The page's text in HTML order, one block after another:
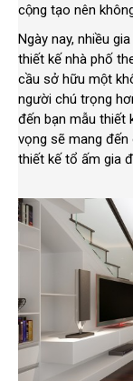
cộng tạo nên
Ngày nay, nhiều
thiết kế nhà phố
cầu sở hữu một
người chú trọng
đến bạn mẫu thiết
vọng sẽ mang
thiết kế tổ ấm gia